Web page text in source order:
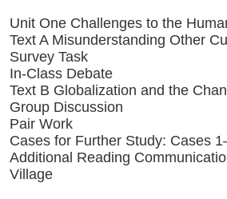
Unit One Challenges to the
Text A Misunderstanding Other
Survey Task
In-Class Debate
Text B Globalization and the
Group Discussion
Pair Work
Cases for Further Study: Cases
Additional Reading
Village